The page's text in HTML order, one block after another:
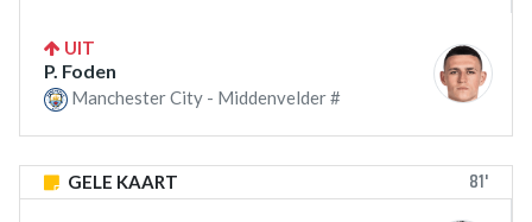
UIT
P. Foden
Manchester City - Middenvelder #
GELE KAART 81'